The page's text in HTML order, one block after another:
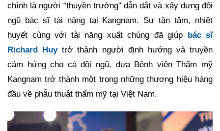
chính là người “thuyền trưởng” dẫn dắt và xây dựng đội
ngũ bác sĩ tài năng tại Kangnam. Sự tận tâm, nhiệt
huyết cùng với tài năng xuất chúng đã giúp bác sĩ
Richard Huytrở thành người định hướng và truyền
cảm hứng cho cả đội ngũ, đưa Bệnh viện Thẩm mỹ
Kangnam trở thành một trong những thương hiệu hàng
đầu về phẫu thuật thẩm mỹ tại Việt Nam.